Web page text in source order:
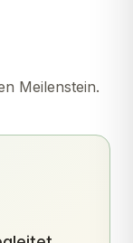
Meilenstein.